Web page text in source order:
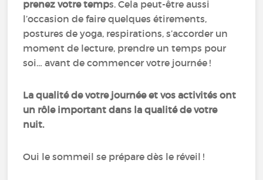
prenez votre temps. Cela peut-être aussi
l’occasion de faire quelques étirements,
postures de yoga, respirations, s’accorder un
moment de lecture, prendre un temps pour
soi… avant de commencer votre journée !
La qualité de votre journée et vos activités ont
un rôle important dans la qualité de votre
nuit.
Oui le sommeil se prépare dès le réveil !